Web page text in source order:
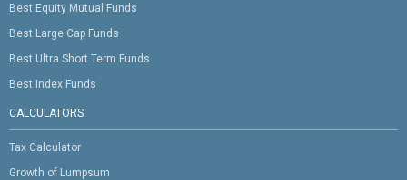
Best Equity Mutual Funds
Best Large Cap Funds
Best Ultra Short Term Funds
Best Index Funds
CALCULATORS
Tax Calculator
Growth of Lumpsum